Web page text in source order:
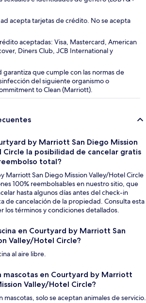
acepta tarjetas de crédito. No se acepta
aceptadas: Visa, Mastercard, American
Diners Club, JCB International y
garantiza que cumple con las normas de
del siguiente organismo o
to Clean (Marriott).
by Marriott San Diego Mission
la posibilidad de cancelar gratis
total?
Marriott San Diego Mission Valley/Hotel Circle
100% reembolsables en nuestro sitio, que
hasta algunos días antes del check-in
de cancelación de la propiedad. Consulta esta
los términos y condiciones detallados.
en Courtyard by Marriott San
Valley/Hotel Circle?
al aire libre.
mascotas en Courtyard by Marriott
Valley/Hotel Circle?
mascotas, solo se aceptan animales de servicio.